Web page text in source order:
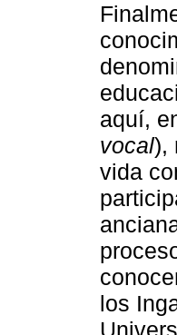
aquí,
vocal),
vida
los